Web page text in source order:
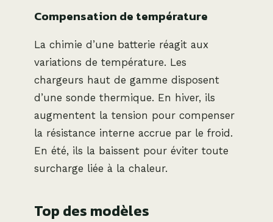
Compensation de température
La chimie d’une batterie réagit aux
variations de température. Les
chargeurs haut de gamme disposent
d’une sonde thermique. En hiver, ils
augmentent la tension pour compenser
la résistance interne accrue par le froid.
En été, ils la baissent pour éviter toute
surcharge liée à la chaleur.
Top des modèles